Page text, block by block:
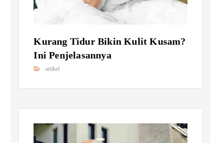
Kurang Tidur Bikin Kulit Kusam?
Ini Penjelasannya
artikel